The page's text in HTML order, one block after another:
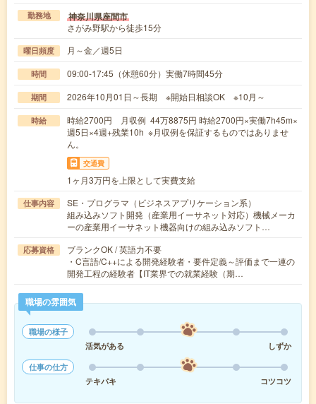
勤務地 神奈川県座間市
さがみ野駅から徒歩15分
曜日頻度 月～金／週5日
時間 09:00-17:45（休憩60分）実働7時間45分
期間 2026年10月01日～長期 ※開始日相談OK ※10月～
時給
時給2700円 月収例 44万8875円 時給2700円×実働7h45m×
週5日×4週+残業10h ※月収例を保証するものではありませ
ん。
交通費
1ヶ月3万円を上限として実費支給
仕事内容
SE・プログラマ（ビジネスアプリケーション系）
組み込みソフト開発（産業用イーサネット対応）機械メーカ
ーの産業用イーサネット機器向けの組み込みソフト…
応募資格
ブランクOK / 英語力不要
・C言語/C++による開発経験者・要件定義～評価まで一連の
開発工程の経験者【IT業界での就業経験（期…
職場の雰囲気
職場の様子
活気がある
しずか
仕事の仕方
テキパキ
コツコツ